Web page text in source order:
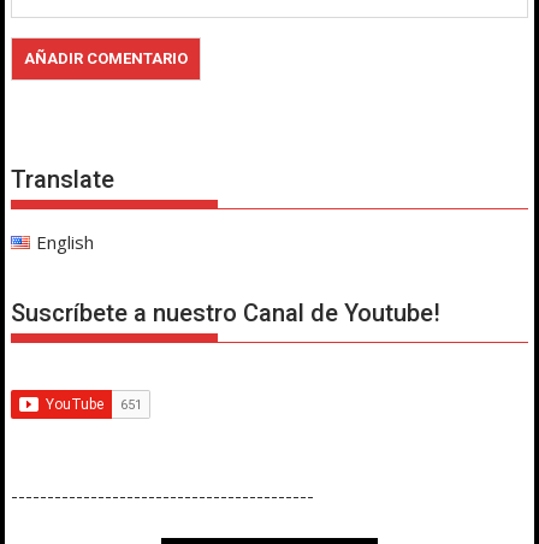
Translate
English
Suscríbete a nuestro Canal de Youtube!
------------------------------------------